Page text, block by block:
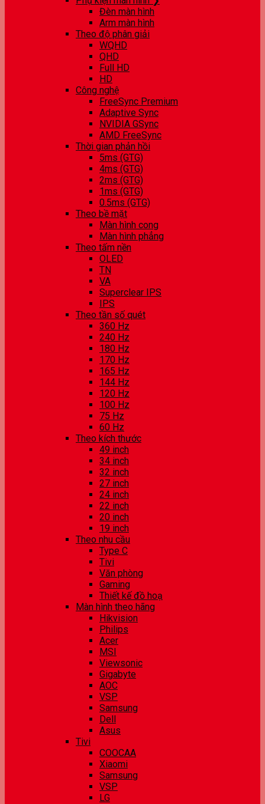
Đèn màn hình
Arm màn hình
Theo độ phân giải
WQHD
QHD
Full HD
HD
Công nghệ
FreeSync Premium
Adaptive Sync
NVIDIA GSync
AMD FreeSync
Thời gian phản hồi
5ms (GTG)
4ms (GTG)
2ms (GTG)
1ms (GTG)
0.5ms (GTG)
Theo bề mặt
Màn hình cong
Màn hình phẳng
Theo tấm nền
OLED
TN
VA
Superclear IPS
IPS
Theo tần số quét
360 Hz
240 Hz
180 Hz
170 Hz
165 Hz
144 Hz
120 Hz
100 Hz
75 Hz
60 Hz
Theo kích thước
49 inch
34 inch
32 inch
27 inch
24 inch
22 inch
20 inch
19 inch
Theo nhu cầu
Type C
Tivi
Văn phòng
Gaming
Thiết kế đồ hoạ
Màn hình theo hãng
Hikvision
Philips
Acer
MSI
Viewsonic
Gigabyte
AOC
VSP
Samsung
Dell
Asus
Tivi
COOCAA
Xiaomi
Samsung
VSP
LG